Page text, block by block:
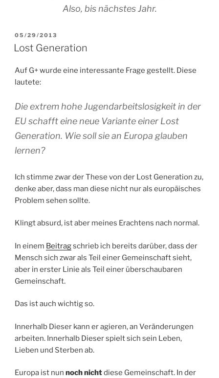
Also, bis nächstes Jahr.
VERÖFFENTLICHT
AM
05/29/2013
Lost Generation
Auf G+ wurde eine interessante Frage gestellt. Diese
lautete:
Die extrem hohe Jugendarbeitslosigkeit in der
EU schafft eine neue Variante einer Lost
Generation. Wie soll sie an Europa glauben
lernen?
Ich stimme zwar der These von der Lost Generation zu,
denke aber, dass man diese nicht nur als europäisches
Problem sehen sollte.
Klingt absurd, ist aber meines Erachtens nach normal.
In einem Beitragschrieb ich bereits darüber, dass der
Mensch sich zwar als Teil einer Gemeinschaft sieht,
aber in erster Linie als Teil einer überschaubaren
Gemeinschaft.
Das ist auch wichtig so.
Innerhalb Dieser kann er agieren, an Veränderungen
arbeiten. Innerhalb Dieser spielt sich sein Leben,
Lieben und Sterben ab.
Europa ist nun noch nichtdiese Gemeinschaft. In der